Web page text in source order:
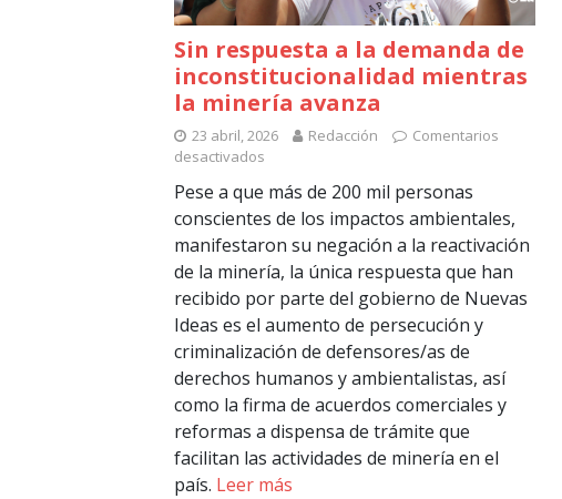
Sin respuesta a la demanda de
inconstitucionalidad mientras
la minería avanza
23 abril, 2026 Redacción
Comentarios
desactivados
Pese a que más de 200 mil personas
conscientes de los impactos ambientales,
manifestaron su negación a la reactivación
de la minería, la única respuesta que han
recibido por parte del gobierno de Nuevas
Ideas es el aumento de persecución y
criminalización de defensores/as de
derechos humanos y ambientalistas, así
como la firma de acuerdos comerciales y
reformas a dispensa de trámite que
facilitan las actividades de minería en el
país. Leer más